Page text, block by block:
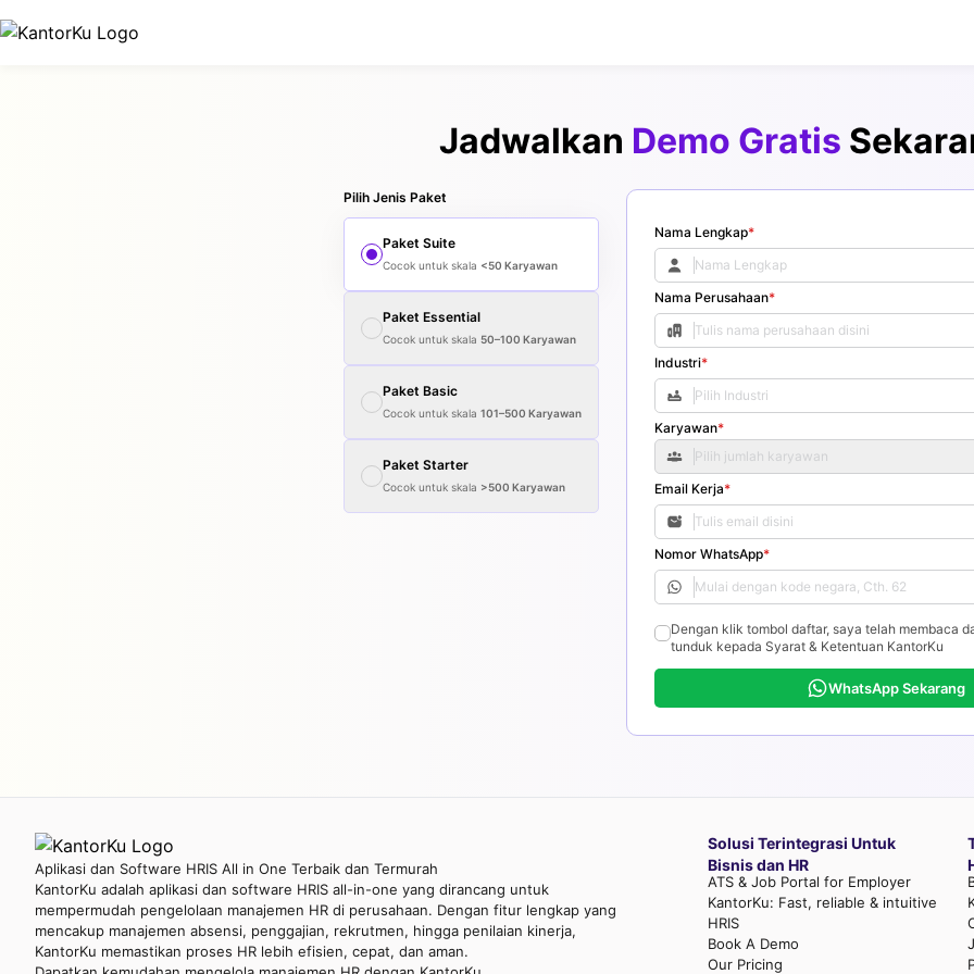
Jadwalkan Demo Gratis
Pilih Jenis Paket
Paket Suite
Cocok untuk skala <50 Karyawan
Paket Essential
Cocok untuk skala 50–100 Karyawan
Paket Basic
Cocok untuk skala 101–500 Karyawan
Paket Starter
Cocok untuk skala >500 Karyawan
Nama Lengkap*
Nama Perusahaan*
Industri*
Karyawan*
Pilih jumlah karyawan
Email Kerja*
Nomor WhatsApp*
Dengan klik tombol daftar, saya telah membaca
tunduk kepada Syarat & Ketentuan KantorKu
WhatsApp Sekarang
Aplikasi dan Software HRIS All in One Terbaik dan Termurah
KantorKu adalah aplikasi dan software HRIS all-in-one yang dirancang untuk
mempermudah pengelolaan manajemen HR di perusahaan. Dengan fitur lengkap yang
mencakup manajemen absensi, penggajian, rekrutmen, hingga penilaian kinerja,
KantorKu memastikan proses HR lebih efisien, cepat, dan aman.
Solusi Terintegrasi Untuk
Bisnis dan HR
ATS & Job Portal for Employer
KantorKu: Fast, reliable & intuitive
HRIS
Book A Demo
Our Pricing